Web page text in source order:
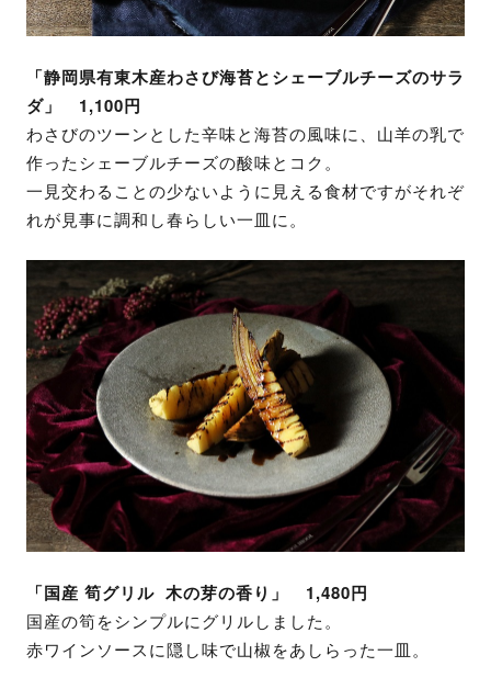
「静岡県有東木産わさび海苔とシェーブルチーズのサラ
ダ」 1,100円
わさびのツーンとした辛味と海苔の風味に、山羊の乳で
作ったシェーブルチーズの酸味とコク。
一見交わることの少ないように見える食材ですがそれぞ
れが見事に調和し春らしい一皿に。
「国産 筍グリル 木の芽の香り」 1,480円
国産の筍をシンプルにグリルしました。
赤ワインソースに隠し味で山椒をあしらった一皿。